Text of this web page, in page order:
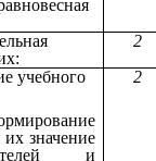
2
учебного
значение
и
2